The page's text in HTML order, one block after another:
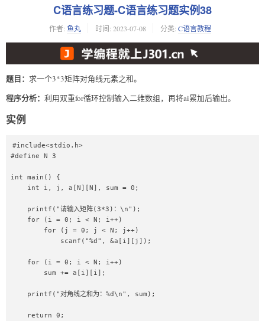
C语言练习题-C语言练习题实例38
作者: 鱼丸 时间: 2023-07-08 分类: C语言教程
题目： 求一个3*3矩阵对角线元素之和。
程序分析： 利用双重for循环控制输入二维数组，再将ai累加后输出。
实例
#include<stdio.h>
#define N 3
int main() {